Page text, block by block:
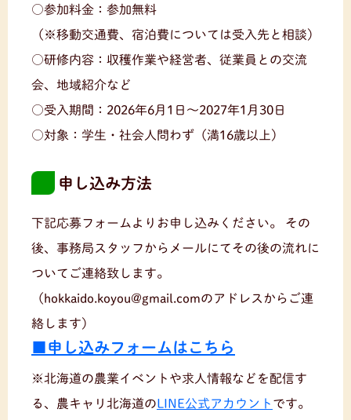
○参加料金：参加無料
（※移動交通費、宿泊費については受入先と相談）
○研修内容：収穫作業や経営者、従業員との交流
会、地域紹介など
○受入期間：2026年6月1日〜2027年1月30日
○対象：学生・社会人問わず（満16歳以上）
申し込み方法
下記応募フォームよりお申し込みください。
その
後、事務局スタッフからメールにてその後の流れに
ついてご連絡致します。
（hokkaido.koyou@gmail.comのアドレスからご連
絡します）
■申し込みフォームはこちら
※北海道の農業イベントや求人情報などを配信す
る、農キャリ北海道の LINE公式アカウント です。